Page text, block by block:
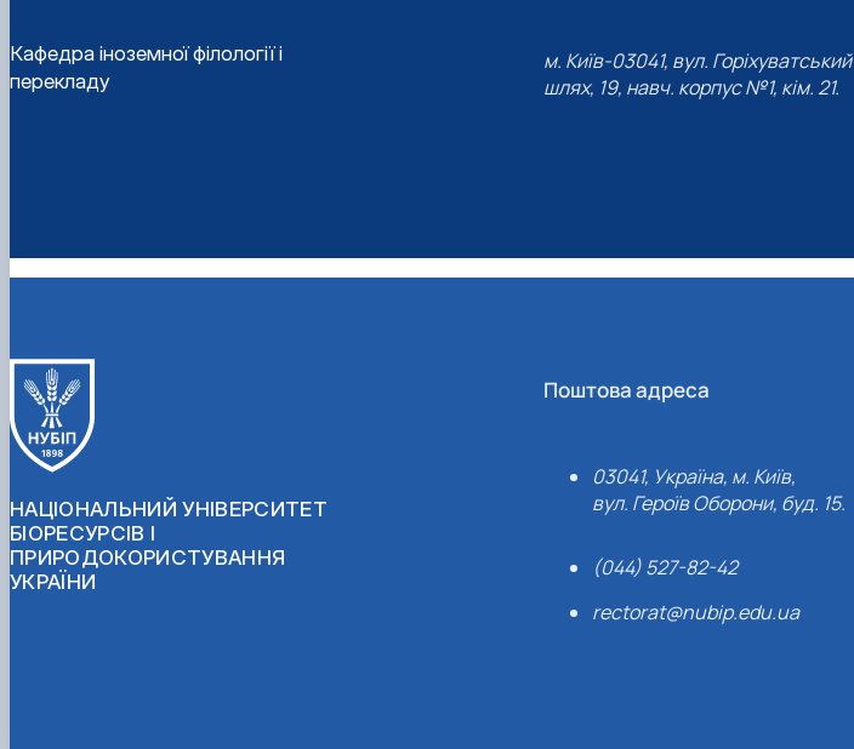
Кафедра іноземної філології і
перекладу
м. Київ-03041, вул. Горіхуватський
шлях, 19, навч. корпус №1, кім. 21.
НАЦІОНАЛЬНИЙ УНІВЕРСИТЕТ
БІОРЕСУРСІВ І
ПРИРОДОКОРИСТУВАННЯ
УКРАЇНИ
Поштова адреса
03041, Україна, м. Київ,
вул. Героїв Оборони, буд. 15.
(044) 527-82-42
rectorat@nubip.edu.ua